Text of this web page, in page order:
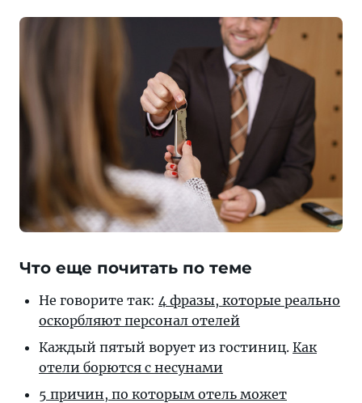
Что еще почитать по теме
Не говорите так: 4 фразы, которые реально
оскорбляют персонал отелей
Каждый пятый ворует из гостиниц. Как
отели борются с несунами
5 причин, по которым отель может